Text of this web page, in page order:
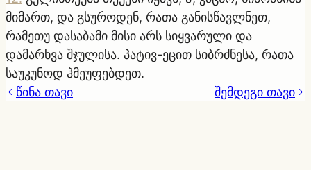
მიმართ, და გსუროდენ, რათა განისწავლნეთ,
რამეთუ დასაბამი მისი არს სიყვარული და
დამარხვა შჯულისა. პატივ-ეცით სიბრძნესა, რათა
საუკუნოდ ჰმეუფებდეთ.
წინა თავი
შემდეგი თავი